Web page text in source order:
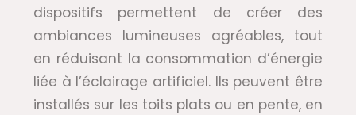
dispositifs permettent de créer des
ambiances lumineuses agréables, tout
en réduisant la consommation d’énergie
liée à l’éclairage artificiel. Ils peuvent être
installés sur les toits plats ou en pente, en